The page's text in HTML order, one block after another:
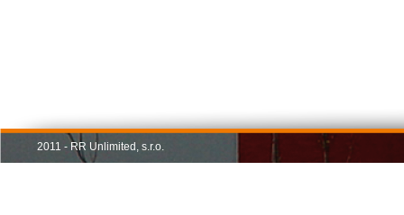
2011 - RR Unlimited, s.r.o.